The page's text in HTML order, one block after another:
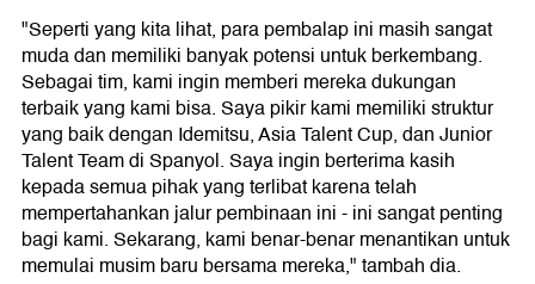
"Seperti yang kita lihat, para pembalap ini masih sangat
muda dan memiliki banyak potensi untuk berkembang.
Sebagai tim, kami ingin memberi mereka dukungan
terbaik yang kami bisa. Saya pikir kami memiliki struktur
yang baik dengan Idemitsu, Asia Talent Cup, dan Junior
Talent Team di Spanyol. Saya ingin berterima kasih
kepada semua pihak yang terlibat karena telah
mempertahankan jalur pembinaan ini - ini sangat penting
bagi kami. Sekarang, kami benar-benar menantikan untuk
memulai musim baru bersama mereka," tambah dia.